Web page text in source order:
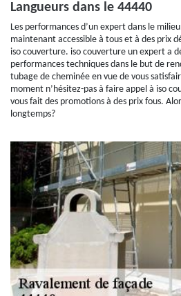
Langueurs dans le 44440
Les performances d’un expert dans le
maintenant accessible à tous et à des prix
iso couverture. iso couverture un expert a
performances techniques dans le but de
tubage de cheminée en vue de vous
moment n’hésitez-pas à faire appel à iso
vous fait des promotions à des prix fous.
longtemps?